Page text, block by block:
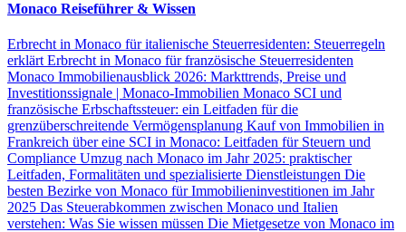
Monaco Reiseführer & Wissen
Erbrecht in Monaco für italienische Steuerresidenten: Steuerregeln
erklärtErbrecht in Monaco für französische Steuerresidenten
Monaco Immobilienausblick 2026: Markttrends, Preise und
Investitionssignale | Monaco-Immobilien Monaco SCI und
französische Erbschaftssteuer: ein Leitfaden für die
grenzüberschreitende Vermögensplanung Kauf von Immobilien in
Frankreich über eine SCI in Monaco: Leitfaden für Steuern und
Compliance Umzug nach Monaco im Jahr 2025: praktischer
Leitfaden, Formalitäten und spezialisierte Dienstleistungen Die
besten Bezirke von Monaco für Immobilieninvestitionen im Jahr
2025 Das Steuerabkommen zwischen Monaco und Italien
verstehen: Was Sie wissen müssen Die Mietgesetze von Monaco im